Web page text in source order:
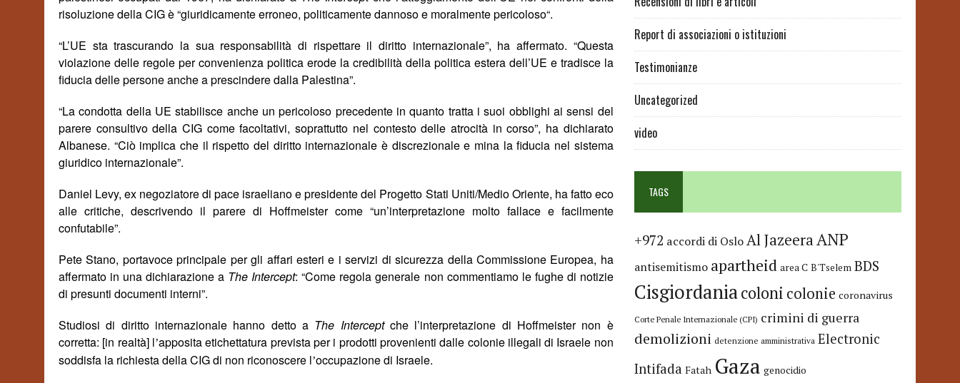
risoluzione della CIG è “giuridicamente erroneo, politicamente dannoso e moralmentepericoloso“.
“L’UE sta trascurando la sua responsabilità di rispettare il diritto internazionale”, ha affermato. “Questa
violazione delle regole per convenienza politica erode la credibilità della politica estera dell’UE e tradisce la
fiducia delle personeanche a prescindere dalla Palestina”.
“La condotta della UE stabilisce anche un pericoloso precedente in quanto tratta i suoi obblighi ai sensi del
parere consultivo della CIG come facoltativi, soprattutto nel contesto delle atrocità in corso”, ha dichiarato
Albanese. “Ciò implica che il rispetto del diritto internazionale è discrezionale e mina la fiducia nel sistema
giuridico internazionale”.
Daniel Levy, ex negoziatore di pace israeliano e presidente del Progetto Stati Uniti/Medio Oriente, ha fatto eco
alle critiche, descrivendo il parere di Hoffmeister come “un’interpretazione molto fallace e facilmente
confutabile”.
Pete Stano, portavoce principale per gli affari esteri e i servizi di sicurezza della Commissione Europea, ha
affermato in una dichiarazione a The Intercept: “Come regola generale non commentiamo le fughe di notizie
di presunti documenti interni”.
Studiosi di diritto internazionale hanno detto a The Interceptche l’interpretazione di Hoffmeister non è
corretta: [in realtà] l’apposita etichettatura prevista per i prodotti provenienti dalle colonie illegali di Israele non
soddisfa la richiesta della CIG di non riconoscere l’occupazione di Israele.
Report di associazioni o istituzioni
Testimonianze
Uncategorized
video
TAGS
+972 accordi di OsloAl JazeeraANP
antisemitismo apartheid area C B'Tselem BDS
Cisgiordaniacoloni colonie coronavirus
Corte Penale Internazionale (CPI) crimini di guerra
demolizioni detenzione amministrativa Electronic
Intifada Fatah Gaza genocidio